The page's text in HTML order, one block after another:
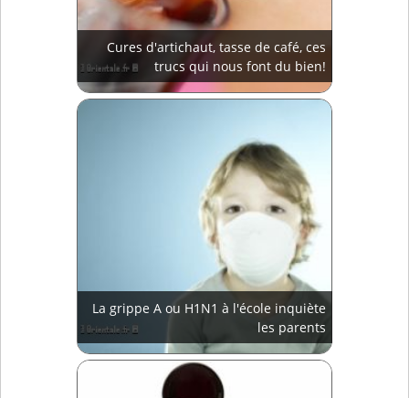
Cures d'artichaut, tasse de café, ces
trucs qui nous font du bien!
La grippe A ou H1N1 à l'école inquiète
les parents